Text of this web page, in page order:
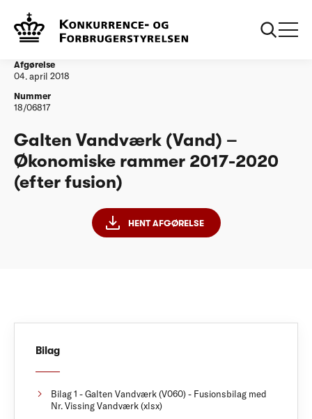
Vandtilsyn
fusion)
Afgørelse
04. april 2018
Nummer
18/06817
Galten Vandværk (Vand) –
Økonomiske rammer 2017-2020
(efter fusion)
HENT AFGØRELSE
Bilag
Bilag 1 - Galten Vandværk (V060) - Fusionsbilag med
Nr. Vissing Vandværk (xlsx)